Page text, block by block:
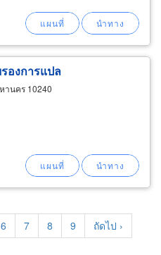
องการแปล
านคร 10240
Page
6 Page
7 Page
8 Page
9
Next
page
ถัดไป ›